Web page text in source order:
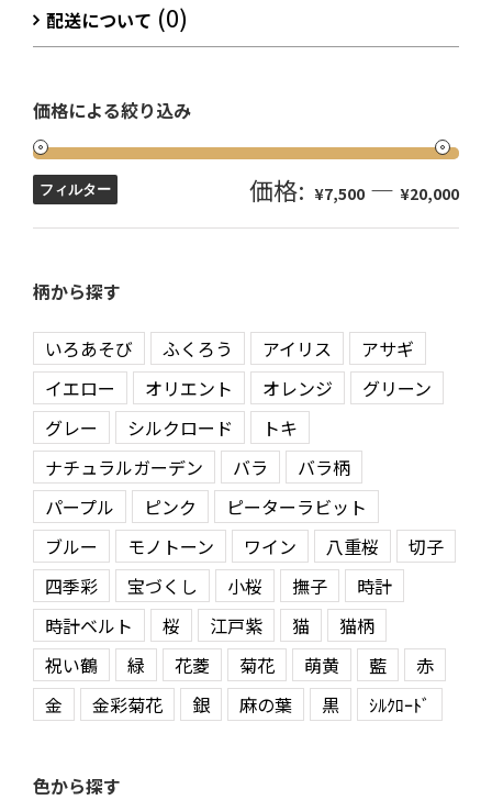
配送について (0)
価格による絞り込み
フィルター 価格: ¥7,500 — ¥20,000
柄から探す
いろあそび ふくろう アイリス
アサギ
イエロー
オリエント オレンジ
グリーン
グレー
シルクロード
トキ
ナチュラルガーデン
バラ
バラ柄
パープル
ピンク
ピーターラビット
ブルー
モノトーン ワイン 八重桜
切子
四季彩
宝づくし 小桜 撫子
時計
時計ベルト
桜 江戸紫 猫
猫柄
祝い鶴
緑 花菱 菊花 萌黄 藍
赤
金
金彩菊花 銀 麻の葉 黒 ｼﾙｸﾛｰﾄﾞ
色から探す